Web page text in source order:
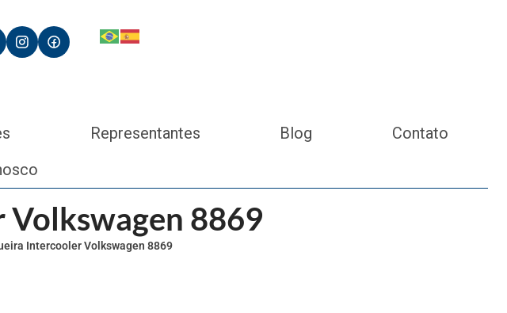
Representantes Blog
Contato
8869
Intercooler Volkswagen 8869